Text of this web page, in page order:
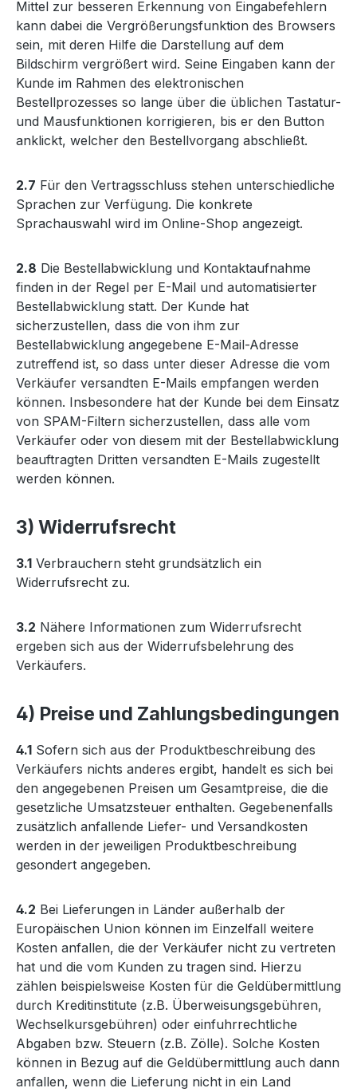
Mittel zur besseren Erkennung von Eingabefehlern
kann dabei die Vergrößerungsfunktion des Browsers
sein, mit deren Hilfe die Darstellung auf dem
Bildschirm vergrößert wird. Seine Eingaben kann der
Kunde im Rahmen des elektronischen
Bestellprozesses so lange über die üblichen Tastatur-
und Mausfunktionen korrigieren, bis er den Button
anklickt, welcher den Bestellvorgang abschließt.
2.7 Für den Vertragsschluss stehen unterschiedliche
Sprachen zur Verfügung. Die konkrete
Sprachauswahl wird im Online-Shop angezeigt.
2.8 Die Bestellabwicklung und Kontaktaufnahme
finden in der Regel per E-Mail und automatisierter
Bestellabwicklung statt. Der Kunde hat
sicherzustellen, dass die von ihm zur
Bestellabwicklung angegebene E-Mail-Adresse
zutreffend ist, so dass unter dieser Adresse die vom
Verkäufer versandten E-Mails empfangen werden
können. Insbesondere hat der Kunde bei dem Einsatz
von SPAM-Filtern sicherzustellen, dass alle vom
Verkäufer oder von diesem mit der Bestellabwicklung
beauftragten Dritten versandten E-Mails zugestellt
werden können.
3) Widerrufsrecht
3.1 Verbrauchern steht grundsätzlich ein
Widerrufsrecht zu.
3.2 Nähere Informationen zum Widerrufsrecht
ergeben sich aus der Widerrufsbelehrung des
Verkäufers.
4) Preise und Zahlungsbedingungen
4.1 Sofern sich aus der Produktbeschreibung des
Verkäufers nichts anderes ergibt, handelt es sich bei
den angegebenen Preisen um Gesamtpreise, die die
gesetzliche Umsatzsteuer enthalten. Gegebenenfalls
zusätzlich anfallende Liefer- und Versandkosten
werden in der jeweiligen Produktbeschreibung
gesondert angegeben.
4.2 Bei Lieferungen in Länder außerhalb der
Europäischen Union können im Einzelfall weitere
Kosten anfallen, die der Verkäufer nicht zu vertreten
hat und die vom Kunden zu tragen sind. Hierzu
zählen beispielsweise Kosten für die Geldübermittlung
durch Kreditinstitute (z.B. Überweisungsgebühren,
Wechselkursgebühren) oder einfuhrrechtliche
Abgaben bzw. Steuern (z.B. Zölle). Solche Kosten
können in Bezug auf die Geldübermittlung auch dann
anfallen, wenn die Lieferung nicht in ein Land